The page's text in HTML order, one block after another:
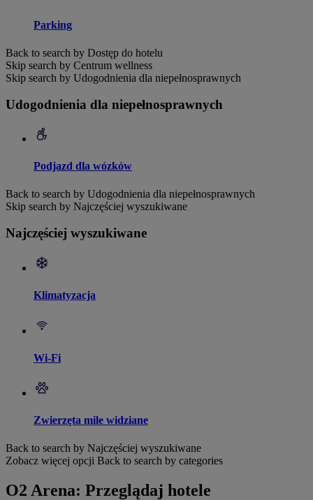
Parking
Back to search by Dostęp do hotelu
Skip search by Centrum wellness
Skip search by Udogodnienia dla niepełnosprawnych
Udogodnienia dla niepełnosprawnych
Podjazd dla wózków
Back to search by Udogodnienia dla niepełnosprawnych
Skip search by Najczęściej wyszukiwane
Najczęściej wyszukiwane
Klimatyzacja
Wi-Fi
Zwierzęta mile widziane
Back to search by Najczęściej wyszukiwane
Zobacz więcej opcji Back to search by categories
O2 Arena: Przeglądaj hotele